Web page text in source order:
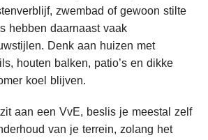
zwembad of gewoon stilte
hebben daarnaast vaak
Denk aan huizen met
houten balken, patio’s en dikke
koel blijven.
aan een VvE, beslis je meestal zelf
van je terrein, zolang het